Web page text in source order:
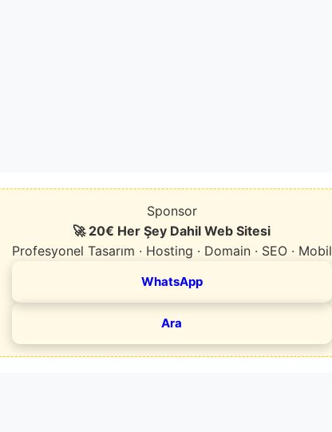
Sponsor
🚀 20€ Her Şey Dahil Web Sitesi
Profesyonel Tasarım · Hosting · Domain · SEO · Mobil
WhatsApp
Ara